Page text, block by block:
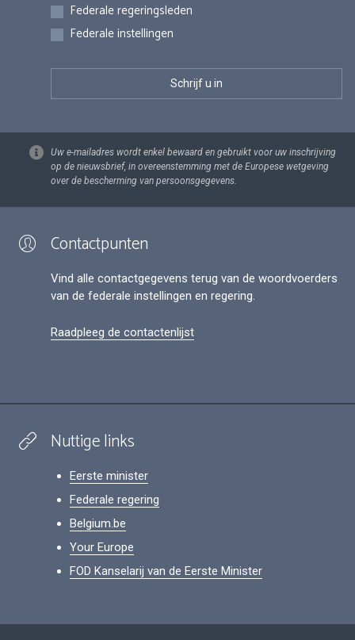
Federale regeringsleden
Federale instellingen
Uw e-mailadres wordt enkel bewaard en gebruikt voor uw inschrijving
op de nieuwsbrief, in overeenstemming met de Europese wetgeving
over de bescherming van persoonsgegevens.
Contactpunten
Vind alle contactgegevens terug van de woordvoerders
van de federale instellingen en regering.
Raadpleeg de contactenlijst
Nuttige links
Eerste minister
Federale regering
Belgium.be
Your Europe
FOD Kanselarij van de Eerste Minister